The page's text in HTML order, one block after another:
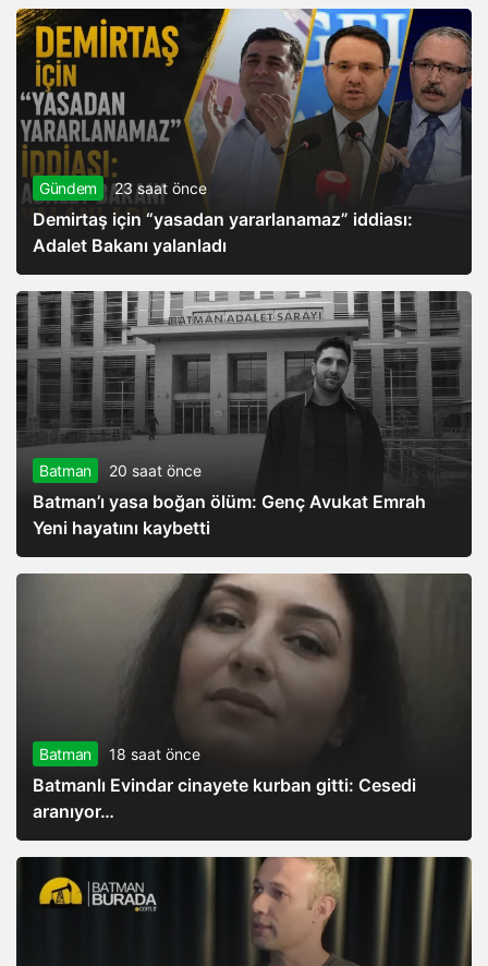
Gündem 23 saat önce
Demirtaş için “yasadan yararlanamaz” iddiası:
Adalet Bakanı yalanladı
Batman 20 saat önce
Batman’ı yasa boğan ölüm: Genç Avukat Emrah
Yeni hayatını kaybetti
Batman 18 saat önce
Batmanlı Evindar cinayete kurban gitti: Cesedi
aranıyor…